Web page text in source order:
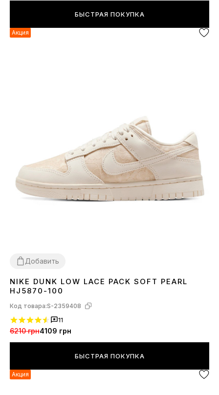
БЫСТРАЯ ПОКУПКА
Акция
Добавить
3637 383940 41
NIKE DUNK LOW LACE PACK SOFT PEARL
HJ5870-100
Код товара:S-2359408
11
6210 грн4109 грн
БЫСТРАЯ ПОКУПКА
Акция